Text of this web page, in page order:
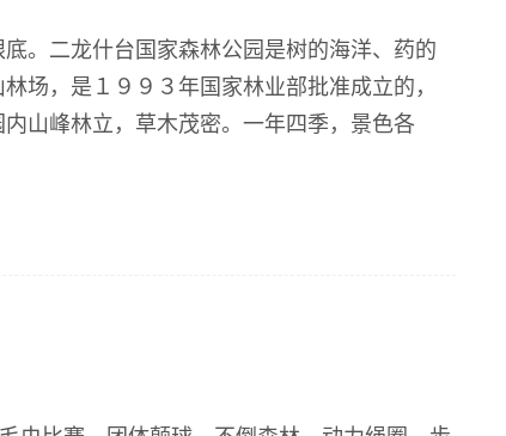
。二龙什台国家森林公园是树的海洋、药的
场，是１９９３年国家林业部批准成立的，
山峰林立，草木茂密。一年四季，景色各